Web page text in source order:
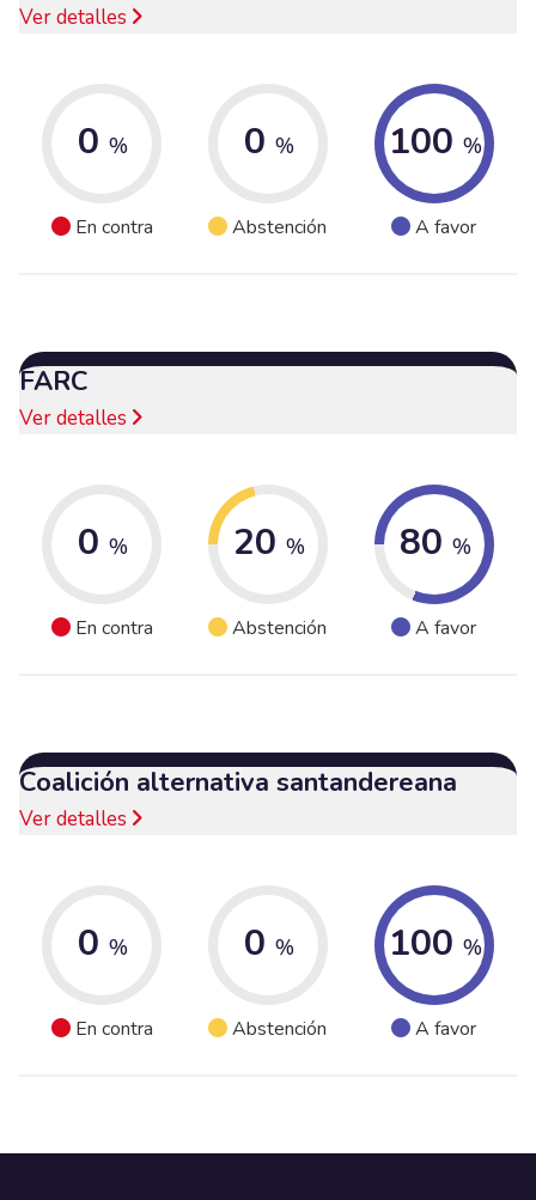
Ver detalles
0 %
En contra
0 %
Abstención
100 %
A favor
FARC
Ver detalles
0 %
En contra
20 %
Abstención
80 %
A favor
Coalición alternativa santandereana
Ver detalles
0 %
En contra
0 %
Abstención
100 %
A favor